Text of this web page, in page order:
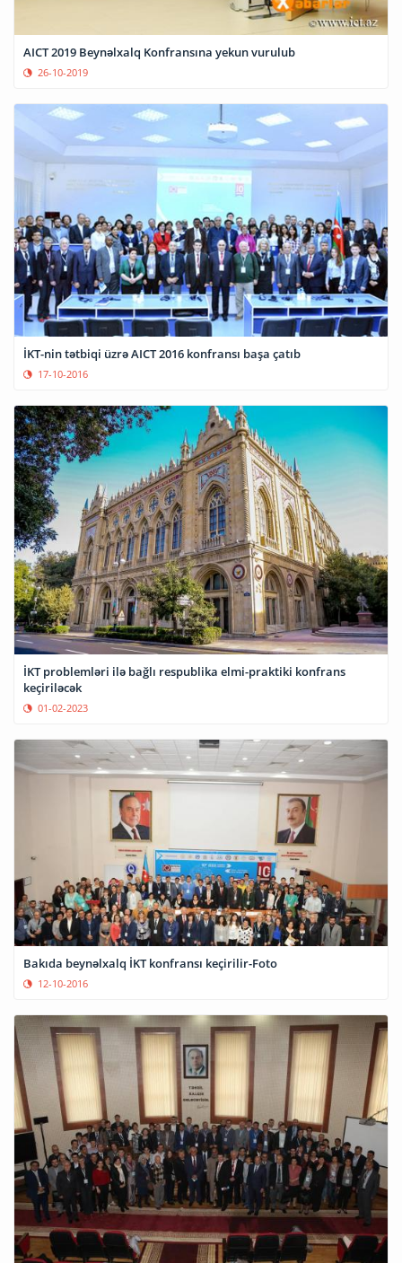
AICT 2019 Beynəlxalq Konfransına yekun vurulub
26-10-2019
İKT-nin tətbiqi üzrə AICT 2016 konfransı başa çatıb
17-10-2016
İKT problemləri ilə bağlı respublika elmi-praktiki konfrans
keçiriləcək
01-02-2023
Bakıda beynəlxalq İKT konfransı keçirilir-Foto
12-10-2016